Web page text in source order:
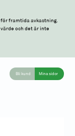
framtida avkastning.
och det är inte
Bli kund Mina sidor